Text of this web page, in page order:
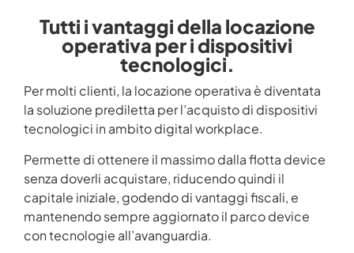
Tutti i vantaggi della locazione
operativa per i dispositivi
tecnologici.
Per molti clienti, la locazione operativa è diventata
la soluzione prediletta per l’acquisto di dispositivi
tecnologici in ambito digital workplace.
Permette di ottenere il massimo dalla flotta device
senza doverli acquistare, riducendo quindi il
capitale iniziale, godendo di vantaggi fiscali, e
mantenendo sempre aggiornato il parco device
con tecnologie all’avanguardia.